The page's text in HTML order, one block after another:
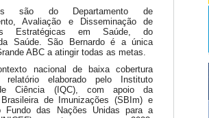
são do Departamento de
Avaliação e Disseminação de
Estratégicas em Saúde, do
Saúde. São Bernardo é a única
ABC a atingir todas as metas.
nacional de baixa cobertura
elaborado pelo Instituto
Ciência (IQC), com apoio da
de Imunizações (SBIm) e
Fundo das Nações Unidas para a